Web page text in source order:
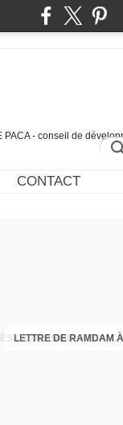
- conseil de
CONTACT
LETTRE DE RAMDAM